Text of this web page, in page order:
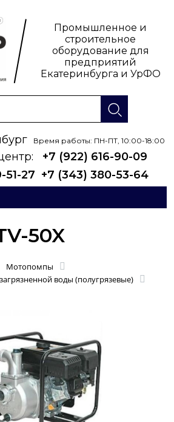
Промышленное и
строительное
оборудование для
предприятий
Екатеринбурга и УрФО
Время работы: ПН-ПТ, 10:00-18:00
+7 (922) 616-90-09
51-27 +7 (343) 380-53-64
50X
Мотопомпы
воды (полугрязевые)